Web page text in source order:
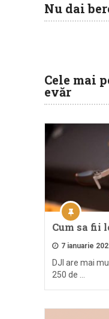
Nu dai
Cele mai
evăr
Cum sa fii
7 ianuarie
DJI are mai
250 de …